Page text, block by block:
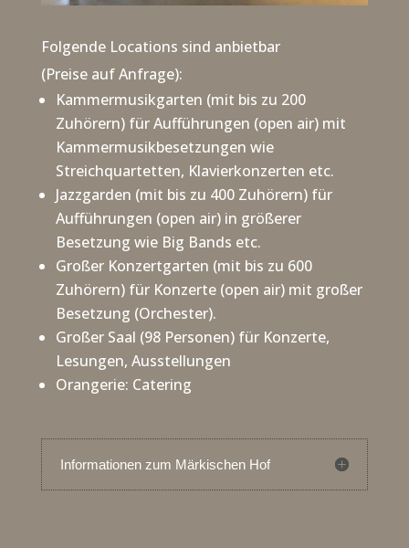
Folgende Locations sind anbietbar
(Preise auf Anfrage):
Kammermusikgarten (mit bis zu 200
Zuhörern) für Aufführungen (open air) mit
Kammermusikbesetzungen wie
Streichquartetten, Klavierkonzerten etc.
Jazzgarden (mit bis zu 400 Zuhörern) für
Aufführungen (open air) in größerer
Besetzung wie Big Bands etc.
Großer Konzertgarten (mit bis zu 600
Zuhörern) für Konzerte (open air) mit großer
Besetzung (Orchester).
Großer Saal (98 Personen) für Konzerte,
Lesungen, Ausstellungen
Orangerie: Catering
Informationen zum Märkischen Hof